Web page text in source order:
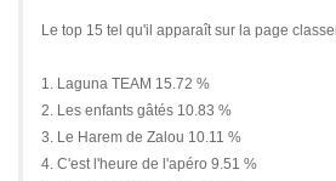
Le top 15 tel qu'il apparaît sur la page
1. Laguna TEAM 15.72 %
2. Les enfants gâtés 10.83 %
3. Le Harem de Zalou 10.11 %
4. C'est l'heure de l'apéro 9.51 %